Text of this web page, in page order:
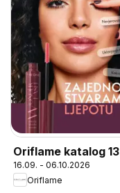
Oriflame katalog 13
16.09. - 06.10.2026
Oriflame